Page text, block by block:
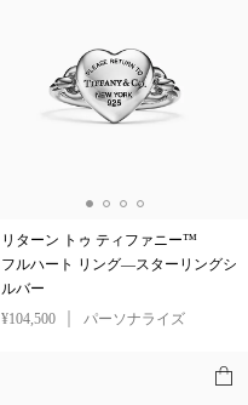
リターン トゥ ティファニー™
フルハート リング—スターリングシ
ルバー
¥104,500
パーソナライズ